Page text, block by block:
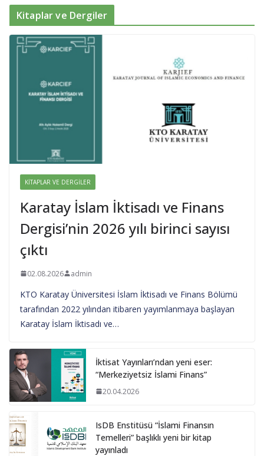
Kitaplar ve Dergiler
KITAPLAR VE DERGILER
Karatay İslam İktisadı ve Finans
Dergisi’nin 2026 yılı birinci sayısı
çıktı
02.08.2026 admin
KTO Karatay Üniversitesi İslam İktisadı ve Finans Bölümü
tarafından 2022 yılından itibaren yayımlanmaya başlayan
Karatay İslam İktisadı ve…
İktisat Yayınları’ndan yeni eser:
“Merkeziyetsiz İslami Finans”
20.04.2026
IsDB Enstitüsü “İslami Finansın
Temelleri” başlıklı yeni bir kitap
yayınladı